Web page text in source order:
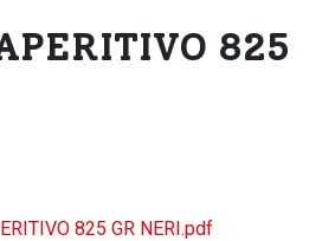
825
825 GR NERI.pdf